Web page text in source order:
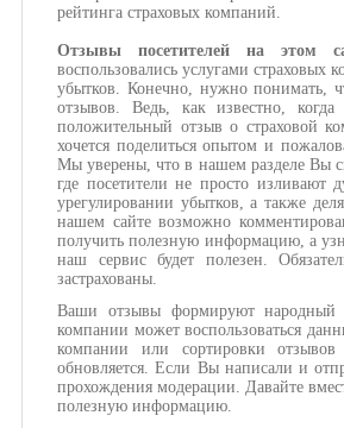
рейтинга страховых компаний.
Отзывы посетителей на этом
воспользовались услугами
убытков. Конечно, нужно понимать,
отзывов. Ведь, как известно,
положительный отзыв о страховой
хочется поделиться опытом и
Мы уверены, что в нашем разделе Вы
где посетители не просто изливают
урегулировании убытков, а также
нашем сайте возможно
получить полезную информацию, а
наш сервис будет полезен.
застрахованы.
Ваши отзывы формируют народный
компании может воспользоваться
компании или сортировки
обновляется. Если Вы написали и
прохождения модерации. Давайте
полезную информацию.